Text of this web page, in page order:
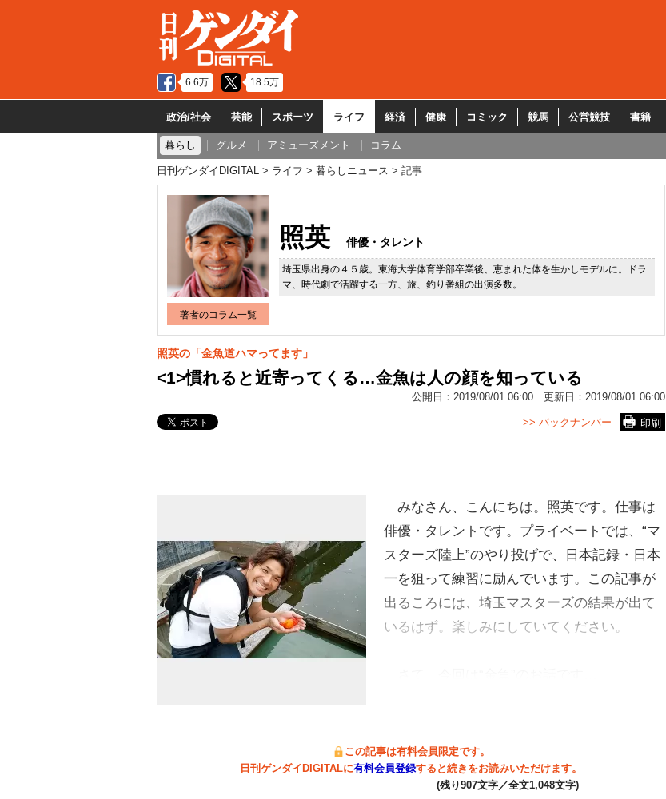
6.6万 18.5万
政治/社会 芸能 スポーツ ライフ 経済 健康 コミック 競馬 公営競技 書籍
暮らし グルメ アミューズメント コラム
日刊ゲンダイDIGITAL ライフ 暮らしニュース 記事
著者のコラム一覧
照英 俳優・タレント
埼玉県出身の４５歳。東海大学体育学部卒業後、恵まれた体を生かしモデルに。ドラ
マ、時代劇で活躍する一方、旅、釣り番組の出演多数。
照英の「金魚道ハマってます」
<1>慣れると近寄ってくる…金魚は人の顔を知っている
公開日： 2019/08/01 06:00 更新日： 2019/08/01 06:00
印刷
>> バックナンバー
みなさん、こんにちは。照英です。仕事は
俳優・タレントです。プライベートでは、“マ
スターズ陸上”のやり投げで、日本記録・日本
一を狙って練習に励んでいます。この記事が
出るころには、埼玉マスターズの結果が出て
いるはず。楽しみにしていてください。
この記事は有料会員限定です。
日刊ゲンダイDIGITALに有料会員登録すると続きをお読みいただけます。
(残り907文字／全文1,048文字)